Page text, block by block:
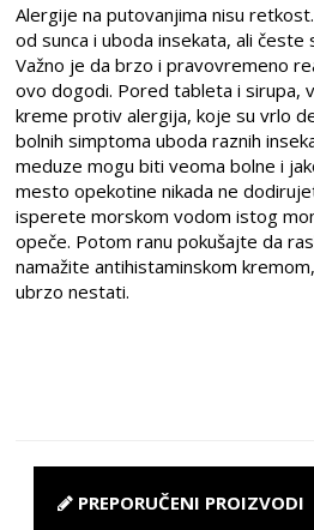
Alergije na putovanjima nisu
od sunca i uboda insekata, ali česte
Važno je da brzo i pravovremeno
ovo dogodi. Pored tableta i sirupa,
kreme protiv alergija, koje su vrlo
bolnih simptoma uboda raznih
meduze mogu biti veoma bolne i
mesto opekotine nikada ne
isperete morskom vodom istog
opeče. Potom ranu pokušajte da
namažite antihistaminskom
ubrzo nestati.
PREPORUČENI PROIZVODI